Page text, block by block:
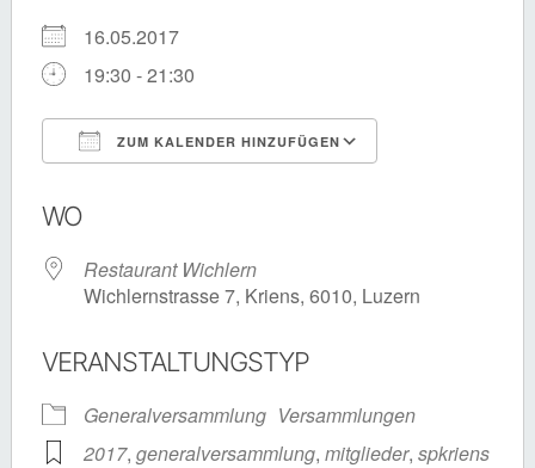
16.05.2017
19:30 - 21:30
ZUM KALENDER HINZUFÜGEN
WO
Restaurant Wichlern
Wichlernstrasse 7, Kriens, 6010, Luzern
VERANSTALTUNGSTYP
Generalversammlung Versammlungen
2017, generalversammlung, mitglieder, spkriens